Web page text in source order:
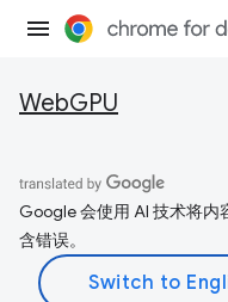
WebGPU
Google 会使用 AI 技术将内
含错误。